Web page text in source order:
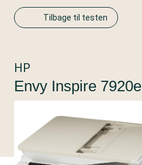
Tilbage til testen
HP
Envy Inspire 7920e